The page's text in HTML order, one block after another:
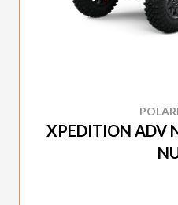
XPEDITION ADV